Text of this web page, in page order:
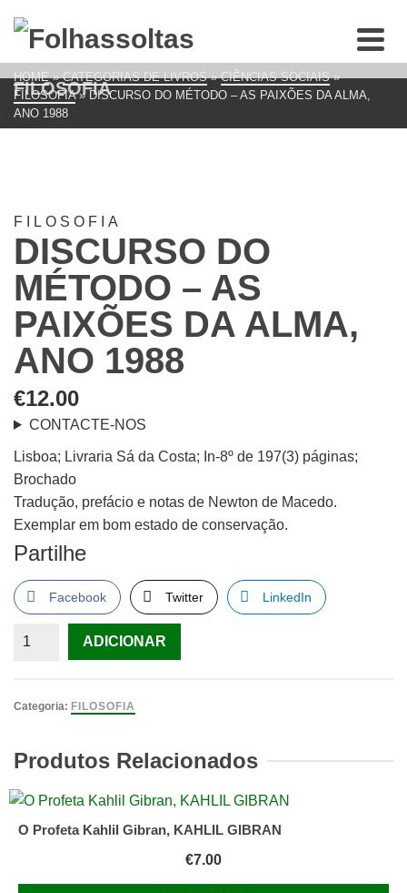
FILOSOFIA
HOME » CATEGORIAS DE LIVROS » CIÊNCIAS SOCIAIS »
FILOSOFIA » DISCURSO DO MÉTODO – AS PAIXÕES DA ALMA,
ANO 1988
FILOSOFIA
DISCURSO DO
MÉTODO – AS
PAIXÕES DA ALMA,
ANO 1988
€12.00
CONTACTE-NOS
Lisboa; Livraria Sá da Costa; In-8º de 197(3) páginas;
Brochado
Tradução, prefácio e notas de Newton de Macedo.
Exemplar em bom estado de conservação.
Partilhe
Facebook Twitter LinkedIn
Quantidade
DO
AS
PAIXÕES
ALMA,
1988
ADICIONAR
Categoria: FILOSOFIA
Produtos Relacionados
O Profeta Kahlil Gibran, KAHLIL GIBRAN
€7.00